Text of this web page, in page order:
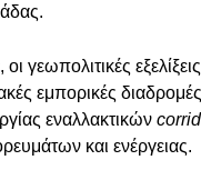
γεωπολιτικές εξελίξεις
εμπορικές
εναλλακτικών
και ενέργειας.